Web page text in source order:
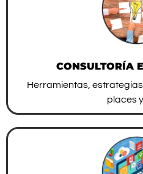
CONSULTORÍA
Herramientas,
places